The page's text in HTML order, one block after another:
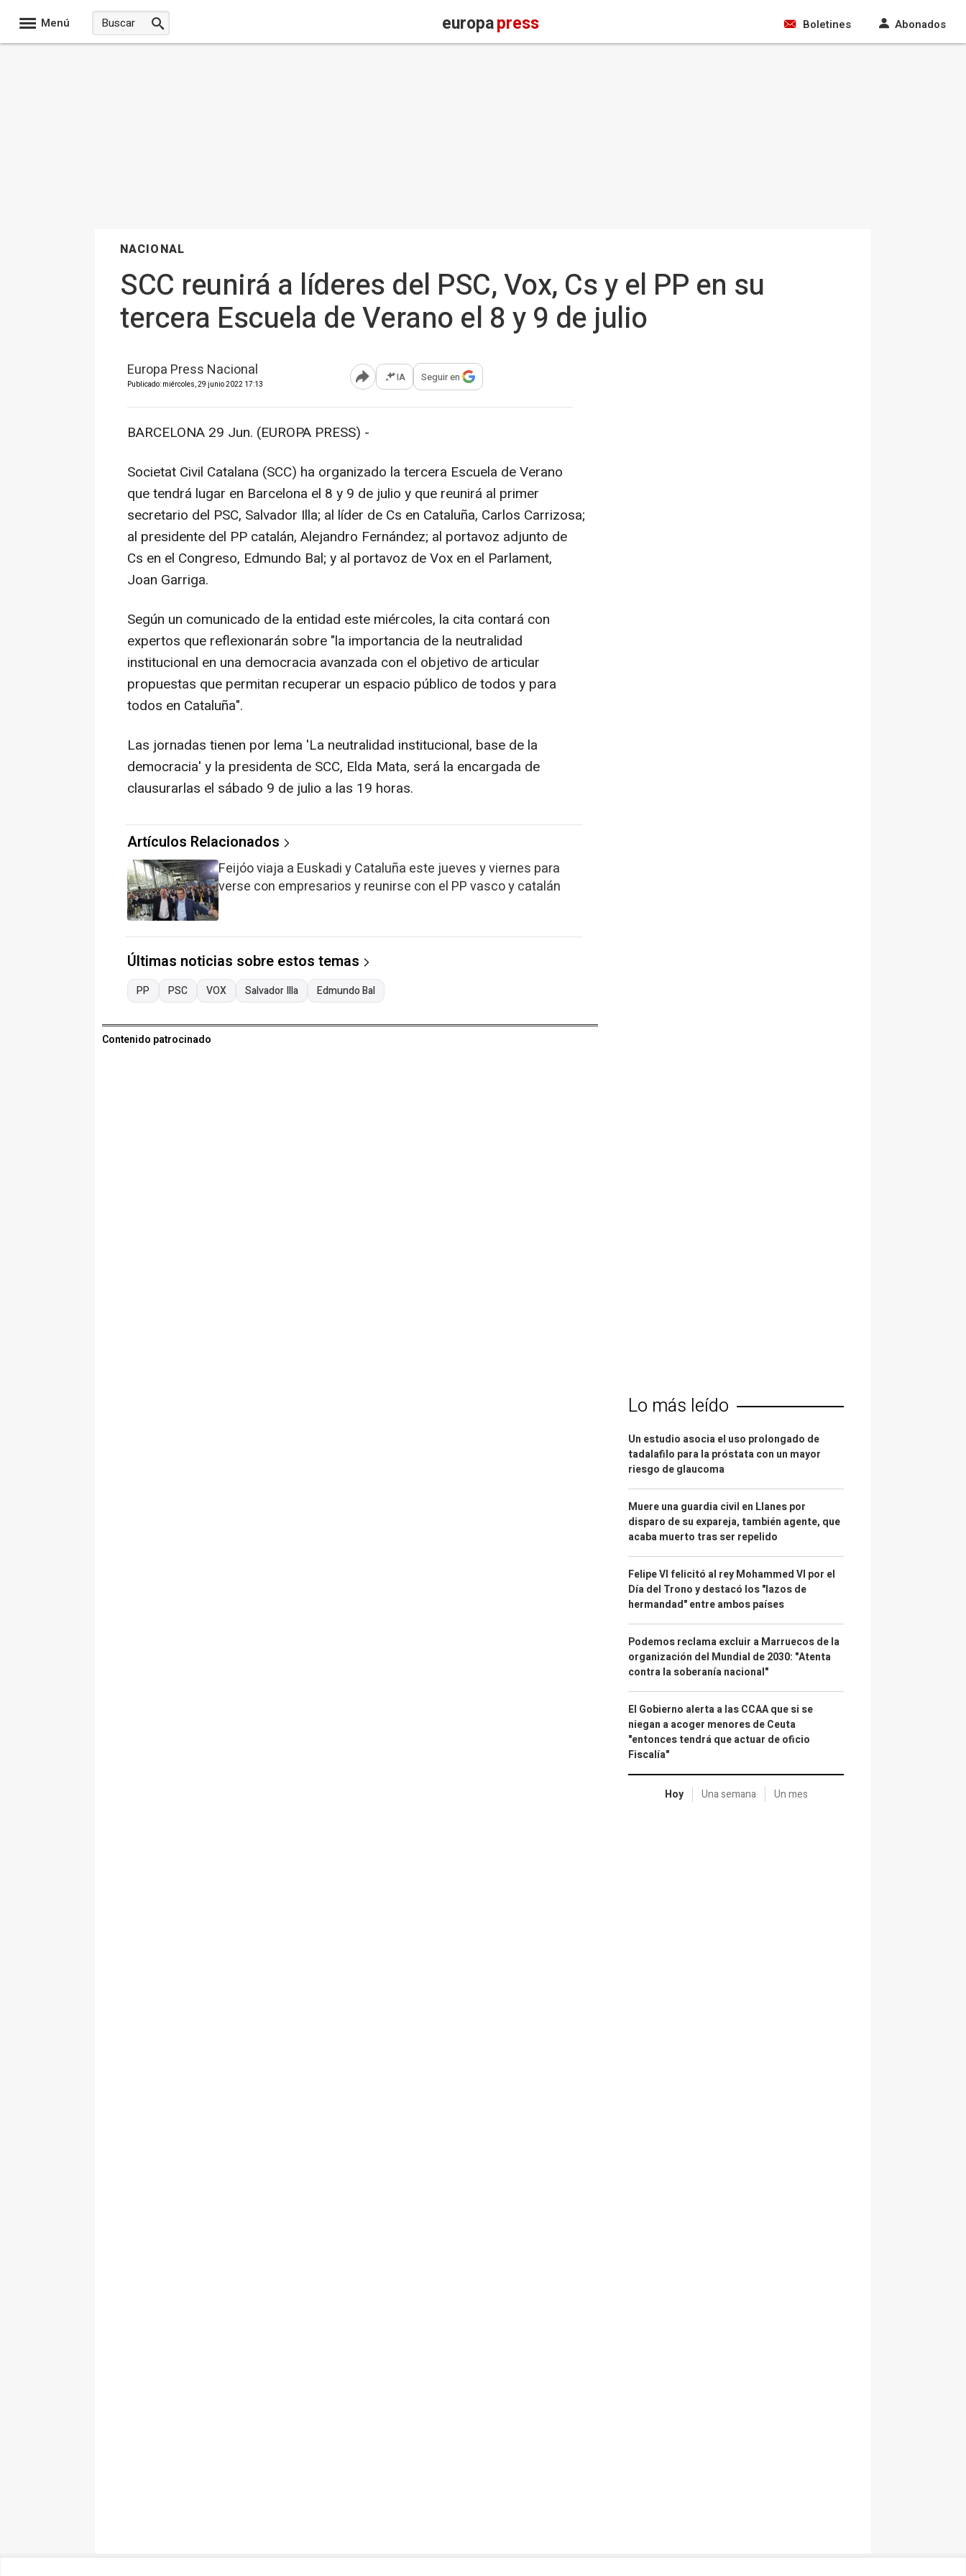
Menú europapress Boletines Abonados
NACIONAL
SCC reunirá a líderes del PSC, Vox, Cs y el PP en su
tercera Escuela de Verano el 8 y 9 de julio
Europa Press Nacional
Publicado: miércoles, 29 junio 2022 17:13 Abrir opciones para compartir
IA Seguir en
BARCELONA 29 Jun. (EUROPA PRESS) -
Societat Civil Catalana (SCC) ha organizado la tercera Escuela de Verano
que tendrá lugar en Barcelona el 8 y 9 de julio y que reunirá al primer
secretario del PSC, Salvador Illa; al líder de Cs en Cataluña, Carlos Carrizosa;
al presidente del PP catalán, Alejandro Fernández; al portavoz adjunto de
Cs en el Congreso, Edmundo Bal; y al portavoz de Vox en el Parlament,
Joan Garriga.
Según un comunicado de la entidad este miércoles, la cita contará con
expertos que reflexionarán sobre "la importancia de la neutralidad
institucional en una democracia avanzada con el objetivo de articular
propuestas que permitan recuperar un espacio público de todos y para
todos en Cataluña".
Las jornadas tienen por lema 'La neutralidad institucional, base de la
democracia' y la presidenta de SCC, Elda Mata, será la encargada de
clausurarlas el sábado 9 de julio a las 19 horas.
Artículos Relacionados
Feijóo viaja a Euskadi y Cataluña este jueves y viernes para
verse con empresarios y reunirse con el PP vasco y catalán
Últimas noticias sobre estos temas
PP PSC VOX Salvador Illa Edmundo Bal
Contenido patrocinado
Lo más leído
Un estudio asocia el uso prolongado de
tadalafilo para la próstata con un mayor
riesgo de glaucoma
Muere una guardia civil en Llanes por
disparo de su expareja, también agente, que
acaba muerto tras ser repelido
Felipe VI felicitó al rey Mohammed VI por el
Día del Trono y destacó los "lazos de
hermandad" entre ambos países
Podemos reclama excluir a Marruecos de la
organización del Mundial de 2030: "Atenta
contra la soberanía nacional"
El Gobierno alerta a las CCAA que si se
niegan a acoger menores de Ceuta
"entonces tendrá que actuar de oficio
Fiscalía"
Hoy Una semana Un mes